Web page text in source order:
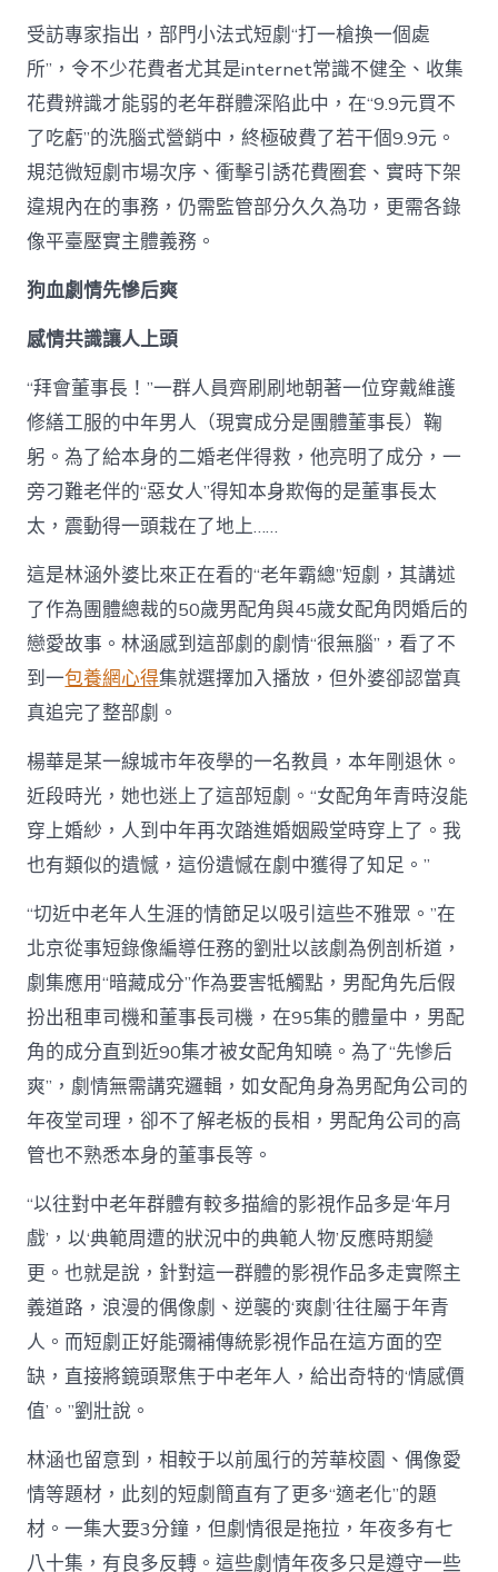
受訪專家指出，部門小法式短劇“打一槍換一個處
所”，令不少花費者尤其是internet常識不健全、收集
花費辨識才能弱的老年群體深陷此中，在“9.9元買不
了吃虧”的洗腦式營銷中，終極破費了若干個9.9元。
規范微短劇市場次序、衝擊引誘花費圈套、實時下架
違規內在的事務，仍需監管部分久久為功，更需各錄
像平臺壓實主體義務。
狗血劇情先慘后爽
感情共識讓人上頭
“拜會董事長！”一群人員齊刷刷地朝著一位穿戴維護
修繕工服的中年男人（現實成分是團體董事長）鞠
躬。為了給本身的二婚老伴得救，他亮明了成分，一
旁刁難老伴的“惡女人”得知本身欺侮的是董事長太
太，震動得一頭栽在了地上……
這是林涵外婆比來正在看的“老年霸總”短劇，其講述
了作為團體總裁的50歲男配角與45歲女配角閃婚后的
戀愛故事。林涵感到這部劇的劇情“很無腦”，看了不
到一包養網心得集就選擇加入播放，但外婆卻認當真
真追完了整部劇。
楊華是某一線城市年夜學的一名教員，本年剛退休。
近段時光，她也迷上了這部短劇。“女配角年青時沒能
穿上婚紗，人到中年再次踏進婚姻殿堂時穿上了。我
也有類似的遺憾，這份遺憾在劇中獲得了知足。”
“切近中老年人生涯的情節足以吸引這些不雅眾。”在
北京從事短錄像編導任務的劉壯以該劇為例剖析道，
劇集應用“暗藏成分”作為要害牴觸點，男配角先后假
扮出租車司機和董事長司機，在95集的體量中，男配
角的成分直到近90集才被女配角知曉。為了“先慘后
爽”，劇情無需講究邏輯，如女配角身為男配角公司的
年夜堂司理，卻不了解老板的長相，男配角公司的高
管也不熟悉本身的董事長等。
“以往對中老年群體有較多描繪的影視作品多是‘年月
戲’，以‘典範周遭的狀況中的典範人物’反應時期變
更。也就是說，針對這一群體的影視作品多走實際主
義道路，浪漫的偶像劇、逆襲的‘爽劇’往往屬于年青
人。而短劇正好能彌補傳統影視作品在這方面的空
缺，直接將鏡頭聚焦于中老年人，給出奇特的‘情感價
值’。”劉壯說。
林涵也留意到，相較于以前風行的芳華校園、偶像愛
情等題材，此刻的短劇簡直有了更多“適老化”的題
材。一集大要3分鐘，但劇情很是拖拉，年夜多有七
八十集，有良多反轉。這些劇情年夜多只是遵守一些